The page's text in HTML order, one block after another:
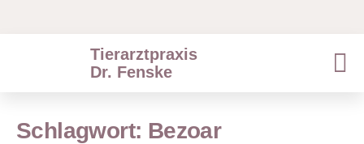
Tierarztpraxis
Dr. Fenske
Schlagwort: Bezoar